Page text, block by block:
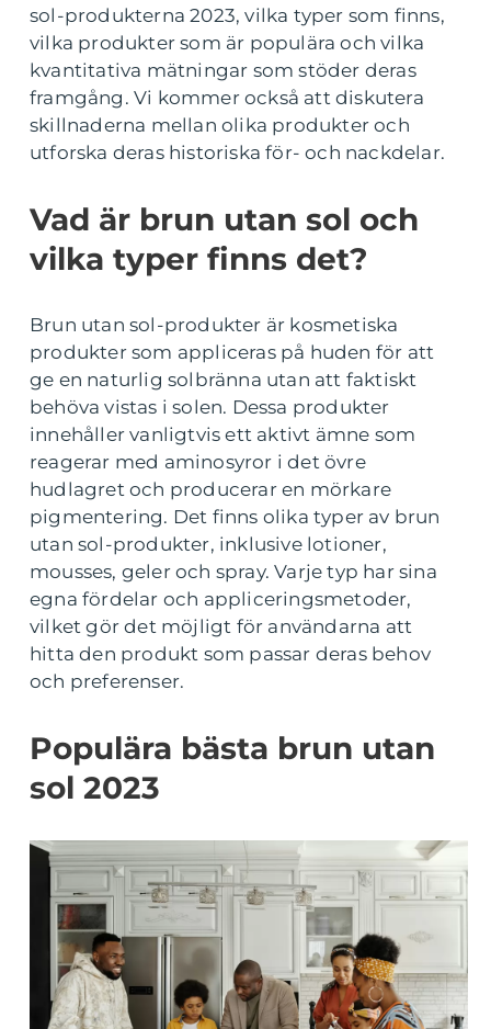
sol-produkterna 2023, vilka typer som finns,
vilka produkter som är populära och vilka
kvantitativa mätningar som stöder deras
framgång. Vi kommer också att diskutera
skillnaderna mellan olika produkter och
utforska deras historiska för- och nackdelar.
Vad är brun utan sol och
vilka typer finns det?
Brun utan sol-produkter är kosmetiska
produkter som appliceras på huden för att
ge en naturlig solbränna utan att faktiskt
behöva vistas i solen. Dessa produkter
innehåller vanligtvis ett aktivt ämne som
reagerar med aminosyror i det övre
hudlagret och producerar en mörkare
pigmentering. Det finns olika typer av brun
utan sol-produkter, inklusive lotioner,
mousses, geler och spray. Varje typ har sina
egna fördelar och appliceringsmetoder,
vilket gör det möjligt för användarna att
hitta den produkt som passar deras behov
och preferenser.
Populära bästa brun utan
sol 2023